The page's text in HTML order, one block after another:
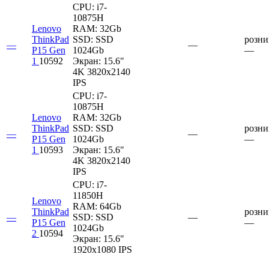
—
Lenovo
ThinkPad
P15 Gen
1 10592
CPU: i7-
10875H
RAM: 32Gb
SSD: SSD
1024Gb
Экран: 15.6"
4K 3820x2140
IPS
—
—
—
Lenovo
ThinkPad
P15 Gen
1 10593
CPU: i7-
10875H
RAM: 32Gb
SSD: SSD
1024Gb
Экран: 15.6"
4K 3820x2140
IPS
—
—
—
Lenovo
ThinkPad
P15 Gen
2 10594
CPU: i7-
11850H
RAM: 64Gb
SSD: SSD
1024Gb
Экран: 15.6"
1920x1080 IPS
—
—